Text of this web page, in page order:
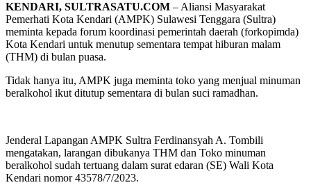
KENDARI, SULTRASATU.COM – Aliansi Masyarakat
Pemerhati Kota Kendari (AMPK) Sulawesi Tenggara (Sultra)
meminta kepada forum koordinasi pemerintah daerah (forkopimda)
Kota Kendari untuk menutup sementara tempat hiburan malam
(THM) di bulan puasa.
Tidak hanya itu, AMPK juga meminta toko yang menjual minuman
beralkohol ikut ditutup sementara di bulan suci ramadhan.
Jenderal Lapangan AMPK Sultra Ferdinansyah A. Tombili
mengatakan, larangan dibukanya THM dan Toko minuman
beralkohol sudah tertuang dalam surat edaran (SE) Wali Kota
Kendari nomor 43578/7/2023.